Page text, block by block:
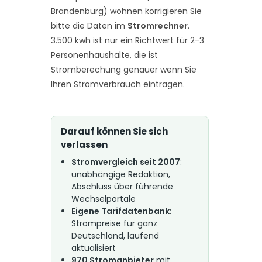
Brandenburg) wohnen korrigieren Sie
bitte die Daten im Stromrechner.
3.500 kwh ist nur ein Richtwert für 2-3
Personenhaushalte, die ist
Stromberechung genauer wenn Sie
Ihren Stromverbrauch eintragen.
Darauf können Sie sich
verlassen
Stromvergleich seit 2007:
unabhängige Redaktion,
Abschluss über führende
Wechselportale
Eigene Tarifdatenbank:
Strompreise für ganz
Deutschland, laufend
aktualisiert